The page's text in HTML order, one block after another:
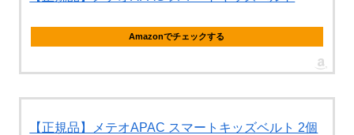
Amazonでチェックする
【正規品】メテオAPAC スマートキッズベルト 2個